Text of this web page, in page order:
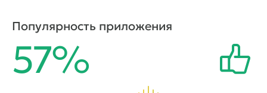
непонятно жива она, или каким-то образом
погибла. Он оставался жить в мире богов, но тут
коварная Химера выгнала его на Землю. С этого
момента у него начинается новая глава в его
многовековом существовании.
Популярность приложения
57%